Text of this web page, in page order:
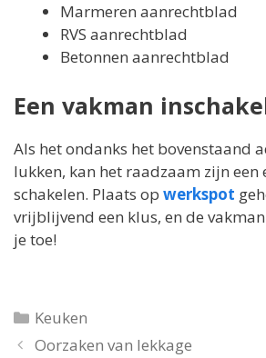
Marmeren aanrechtblad
RVS aanrechtblad
Betonnen aanrechtblad
Een vakman
Als het ondanks het bovenstaand
lukken, kan het raadzaam zijn een
schakelen. Plaats op werkspot
vrijblijvend een klus, en de
je toe!
Categorieën
Keuken
Oorzaken van lekkage